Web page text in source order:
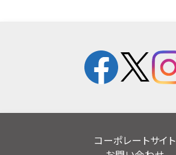
コーポレートサイト